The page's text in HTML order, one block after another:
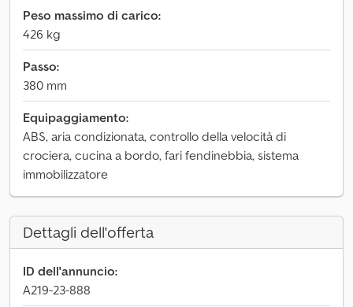
Peso massimo di carico:
426 kg
Passo:
380 mm
Equipaggiamento:
ABS, aria condizionata, controllo della velocità di
crociera, cucina a bordo, fari fendinebbia, sistema
immobilizzatore
Dettagli dell'offerta
ID dell'annuncio:
A219-23-888